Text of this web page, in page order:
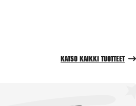
Katso kaikki tuotteet